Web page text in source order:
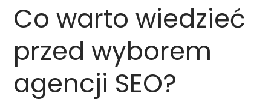
Co warto wiedzieć
przed wyborem
agencji SEO?